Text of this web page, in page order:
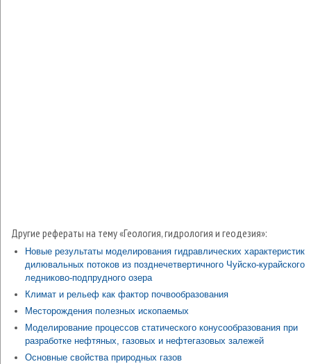
Другие рефераты на тему «Геология, гидрология и геодезия»:
Новые результаты моделирования гидравлических характеристик
дилювальных потоков из позднечетвертичного Чуйско-курайского
ледниково-подпрудного озера
Климат и рельеф как фактор почвообразования
Месторождения полезных ископаемых
Моделирование процессов статического конусообразования при
разработке нефтяных, газовых и нефтегазовых залежей
Основные свойства природных газов